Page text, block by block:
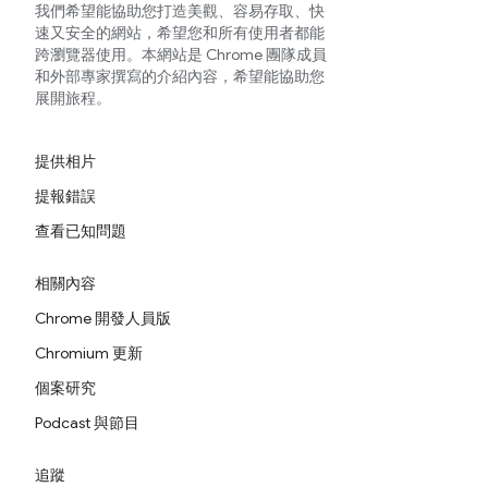
我們希望能協助您打造美觀、容易存取、快
速又安全的網站，希望您和所有使用者都能
跨瀏覽器使用。本網站是 Chrome 團隊成員
和外部專家撰寫的介紹內容，希望能協助您
展開旅程。
提供相片
提報錯誤
查看已知問題
相關內容
Chrome 開發人員版
Chromium 更新
個案研究
Podcast 與節目
追蹤